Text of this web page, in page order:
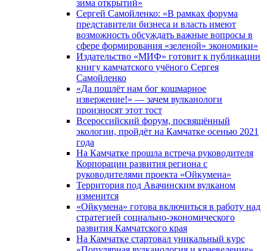
зима открытий»
Сергей Самойленко: «В рамках форума
представители бизнеса и власть имеют
возможность обсуждать важные вопросы в
сфере формирования «зеленой» экономики»
Издательство «МИФ» готовит к публикации
книгу камчатского учёного Сергея
Самойленко
«Да пошлёт нам бог кошмарное
извержение!» — зачем вулканологи
произносят этот тост
Всероссийский форум, посвящённый
экологии, пройдёт на Камчатке осенью 2021
года
На Камчатке прошла встреча руководителя
Корпорации развития региона с
руководителями проекта «Ойкумена»
Территория под Авачинским вулканом
изменится
«Ойкумена» готова включиться в работу над
стратегией социально-экономического
развития Камчатского края
На Камчатке стартовал уникальный курс